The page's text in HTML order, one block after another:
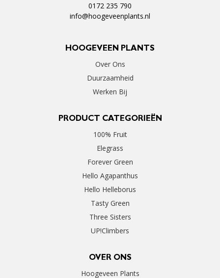
0172 235 790
info@hoogeveenplants.nl
HOOGEVEEN PLANTS
Over Ons
Duurzaamheid
Werken Bij
PRODUCT CATEGORIEËN
100% Fruit
Elegrass
Forever Green
Hello Agapanthus
Hello Helleborus
Tasty Green
Three Sisters
UP!Climbers
OVER ONS
Hoogeveen Plants